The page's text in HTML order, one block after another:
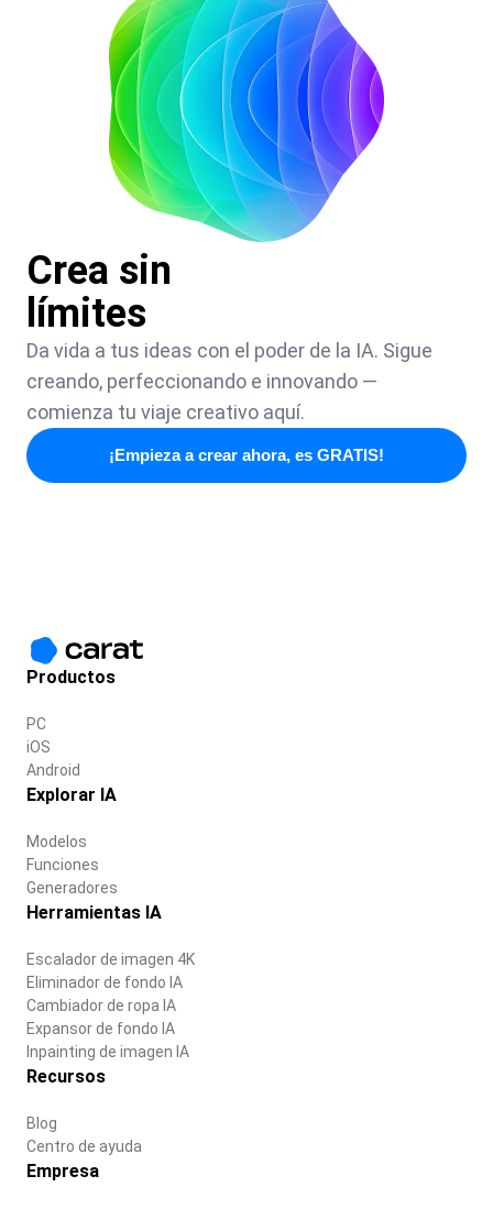
Crea sin
límites
Da vida a tus ideas con el poder de la IA. Sigue
creando, perfeccionando e innovando —
comienza tu viaje creativo aquí.
¡Empieza a crear ahora, es GRATIS!
Productos
PC
iOS
Android
Explorar IA
Modelos
Funciones
Generadores
Herramientas IA
Escalador de imagen 4K
Eliminador de fondo IA
Cambiador de ropa IA
Expansor de fondo IA
Inpainting de imagen IA
Recursos
Blog
Centro de ayuda
Empresa